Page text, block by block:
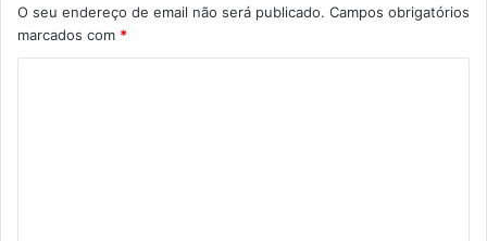
23 de Junho (18h00): Portugal – Uzbequistão
O seu endereço de email não será publicado. Campos obrigatórios
marcados com *